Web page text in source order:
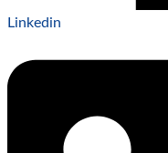
Linkedin